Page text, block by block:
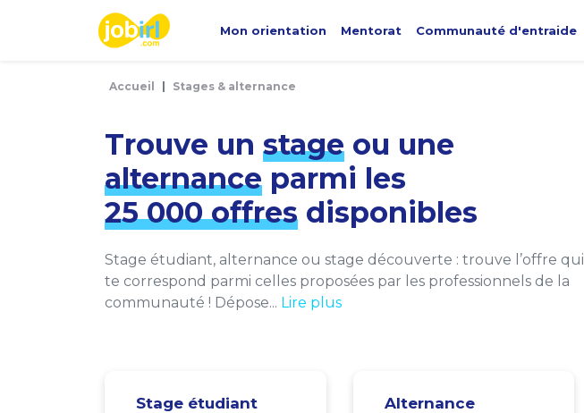
Mon orientation Mentorat Communauté d'entraide
Accueil Stages & alternance
Trouve un stage ou une
alternance parmi les
25 000 offres disponibles
Stage étudiant, alternance ou stage découverte : trouve l’offre qui
te correspond parmi celles proposées par les professionnels de la
communauté ! Dépose... Lire plus
Stage étudiant Alternance
Panneau de gestion des cookies